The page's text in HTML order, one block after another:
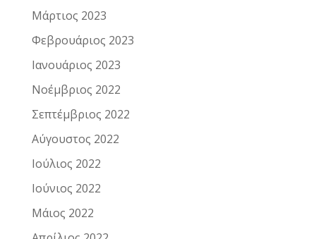
Μάρτιος 2023
Φεβρουάριος 2023
Ιανουάριος 2023
Νοέμβριος 2022
Σεπτέμβριος 2022
Αύγουστος 2022
Ιούλιος 2022
Ιούνιος 2022
Μάιος 2022